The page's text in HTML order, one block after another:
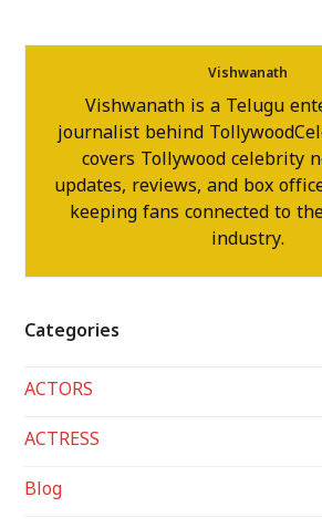
Vishwanath
Vishwanath is a Telugu
journalist behind
covers Tollywood celebrity
updates, reviews, and box
keeping fans connected to
industry.
Categories
ACTORS
ACTRESS
Blog